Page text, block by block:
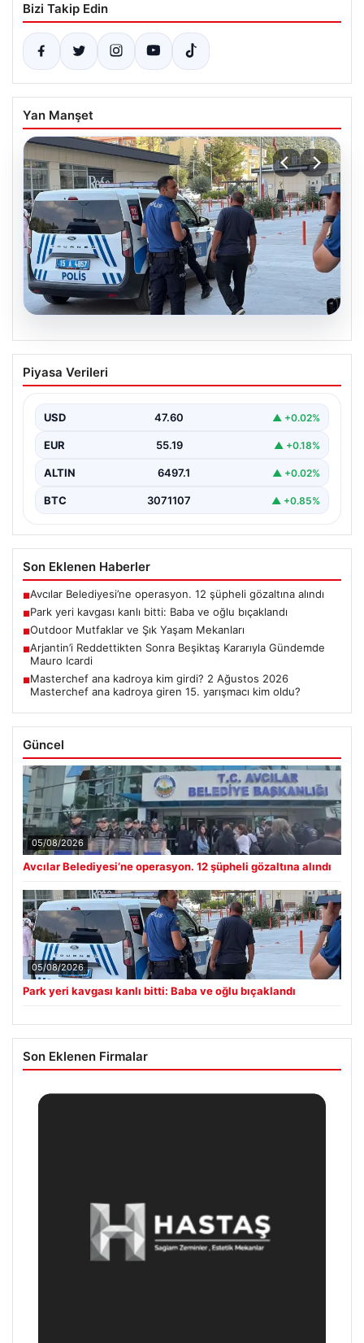
Bizi Takip Edin
Yan Manşet
05.08.2026
Park yeri kavgası kanlı bitti: Baba ve
oğlu bıçaklandı
Piyasa Verileri
USD 47.60 ▲ +0.02%
EUR 55.19 ▲ +0.18%
ALTIN 6497.1 ▲ +0.02%
BTC 3071107 ▲ +0.85%
Son Eklenen Haberler
■Avcılar Belediyesi’ne operasyon. 12 şüpheli gözaltına alındı
■Park yeri kavgası kanlı bitti: Baba ve oğlu bıçaklandı
■Outdoor Mutfaklar ve Şık Yaşam Mekanları
■Arjantin’i Reddettikten Sonra Beşiktaş Kararıyla Gündemde
Mauro Icardi
■Masterchef ana kadroya kim girdi? 2 Ağustos 2026
Masterchef ana kadroya giren 15. yarışmacı kim oldu?
Güncel
05/08/2026
Avcılar Belediyesi’ne operasyon. 12 şüpheli gözaltına alındı
05/08/2026
Park yeri kavgası kanlı bitti: Baba ve oğlu bıçaklandı
Son Eklenen Firmalar